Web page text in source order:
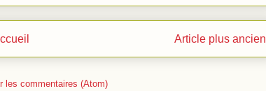
Article plus ancien
les commentaires (Atom)